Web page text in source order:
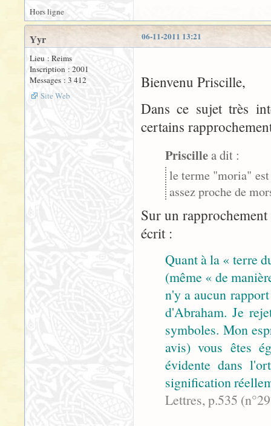
Hors ligne
06-11-2011 13:21
Yyr
Lieu : Reims
Inscription : 2001
Messages : 3 412
Site Web
Bienvenu Priscille,
Dans ce sujet très
certains
Priscillea dit :
le terme "moria"
assez proche de
Sur un
écrit :
Quant à la « terre
(même « de
n'y a aucun
d'Abraham. Je
symboles. Mon
avis) vous êtes
évidente dans
signification
Lettres, p.535